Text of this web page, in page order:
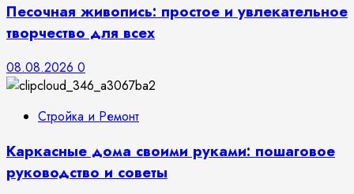
Песочная живопись: простое и увлекательное
творчество для всех
08.08.2026 0
Стройка и Ремонт
Каркасные дома своими руками: пошаговое
руководство и советы